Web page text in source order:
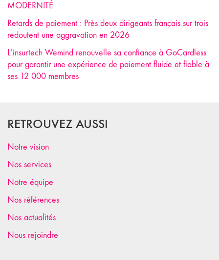
MODERNITÉ
Retards de paiement : Près deux dirigeants français sur trois
redoutent une aggravation en 2026
L’insurtech Wemind renouvelle sa confiance à GoCardless
pour garantir une expérience de paiement fluide et fiable à
ses 12 000 membres
RETROUVEZ AUSSI
Notre vision
Nos services
Notre équipe
Nos références
Nos actualités
Nous rejoindre